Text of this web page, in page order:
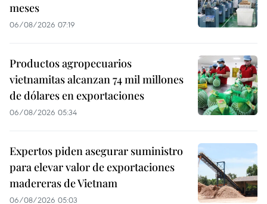
meses
06/08/2026 07:19
Productos agropecuarios
vietnamitas alcanzan 74 mil millones
de dólares en exportaciones
06/08/2026 05:34
Expertos piden asegurar suministro
para elevar valor de exportaciones
madereras de Vietnam
06/08/2026 05:03